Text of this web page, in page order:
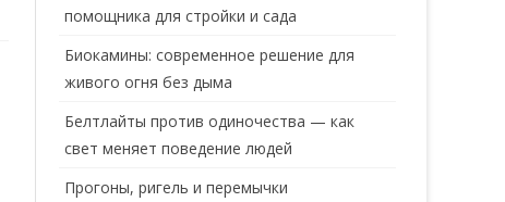
помощника для стройки и сада
Биокамины: современное решение для
живого огня без дыма
Белтлайты против одиночества — как
свет меняет поведение людей
Прогоны, ригель и перемычки